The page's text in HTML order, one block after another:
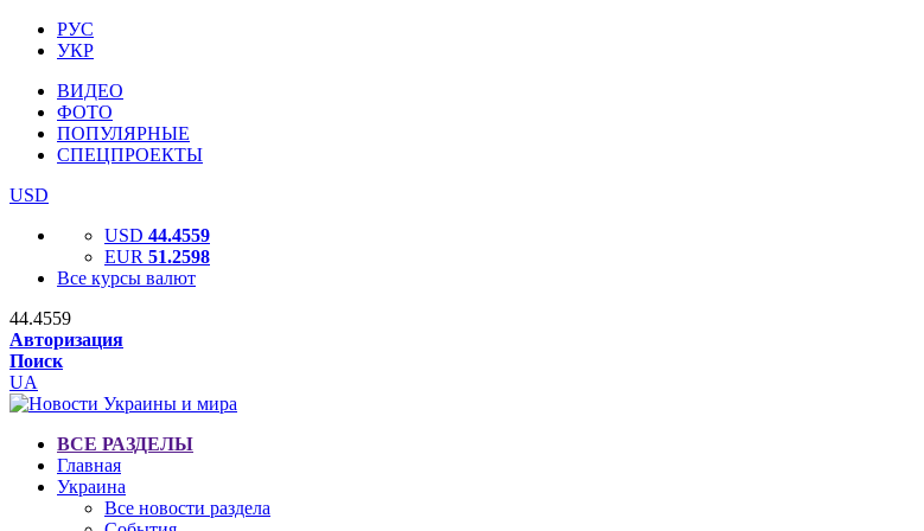
РУС
УКР
ВИДЕО
ФОТО
ПОПУЛЯРНЫЕ
СПЕЦПРОЕКТЫ
USD
USD 44.4559
EUR 51.2598
Все курсы валют
44.4559
Авторизация
Поиск
UA
ВСЕ РАЗДЕЛЫ
Главная
Украина
Все новости раздела